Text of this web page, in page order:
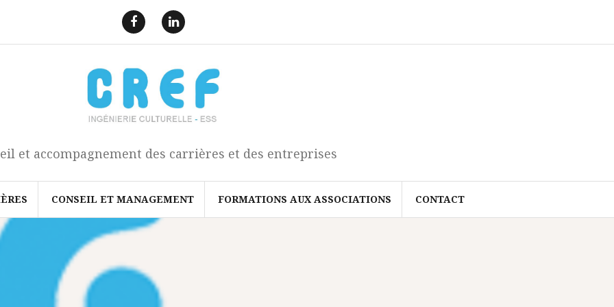
a
c
b
o
k
i
k
e
d
I
n
et accompagnement des carrières et des entreprises
CONSEIL ET MANAGEMENT FORMATIONS AUX ASSOCIATIONS CONTACT